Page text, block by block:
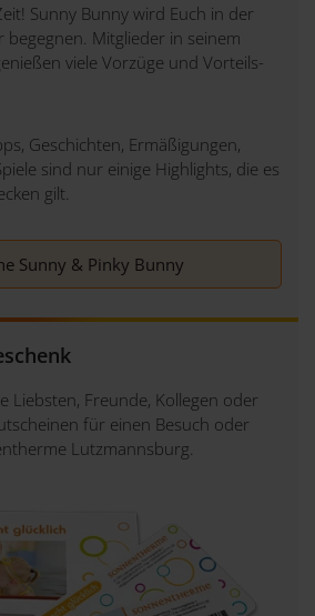
Sunny Bunny wird Euch in der
Mitglieder in seinem
viele Vorzüge und Vorteils-
Geschichten, Ermäßigungen,
sind nur einige Highlights, die es
gilt.
Sunny & Pinky Bunny
Liebsten, Freunde, Kollegen oder
für einen Besuch oder
Lutzmannsburg.